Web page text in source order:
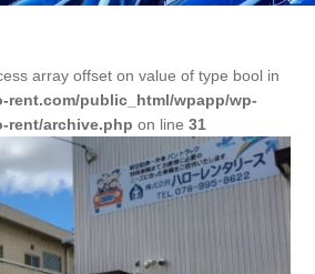
array offset on value of type bool in
rent.com/public_html/wpapp/wp-
rent/archive.php on line31